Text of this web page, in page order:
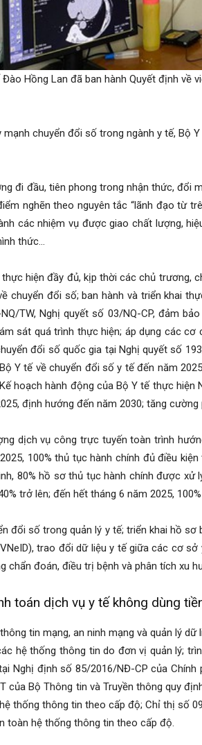
Hồng Lan đã ban hành Quyết định về
mạnh chuyển đổi số trong ngành y tế, Bộ
đi đầu, tiên phong trong nhận thức, đổi
nghẽn theo nguyên tắc “lãnh đạo từ
các nhiệm vụ được giao chất lượng,
thức…
hiện đầy đủ, kịp thời các chủ trương,
chuyển đổi số; ban hành và triển khai
TW, Nghị quyết số 03/NQ-CP, đảm
sát quá trình thực hiện; áp dụng các
đổi số quốc gia tại Nghị quyết số
Y tế về chuyển đổi số y tế đến năm
hoạch hành động của Bộ Y tế thực
định hướng đến năm 2030; tăng
dịch vụ công trực tuyến toàn trình
100% thủ tục hành chính đủ điều
80% hồ sơ thủ tục hành chính được
trở lên; đến hết tháng 6 năm 2025,
đổi số trong quản lý y tế; triển khai hồ
trao đổi dữ liệu y tế giữa các cơ
chẩn đoán, điều trị bệnh và phân tích xu
toán dịch vụ y tế không dùng
tin mạng, an ninh mạng và quản lý
hệ thống thông tin do đơn vị quản lý;
Nghị định số 85/2016/NĐ-CP của
của Bộ Thông tin và Truyền thông quy
thống thông tin theo cấp độ; Chỉ thị số
toàn hệ thống thông tin theo cấp độ.